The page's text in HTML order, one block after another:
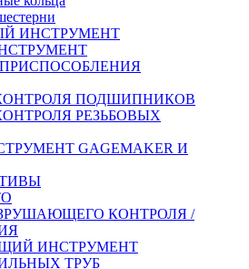
ИНСТРУМЕНТ
ПОДШИПНИКОВ
РЕЗЬБОВЫХ
GAGEMAKER И
КОНТРОЛЯ /
ИНСТРУМЕНТ
ТРУБ